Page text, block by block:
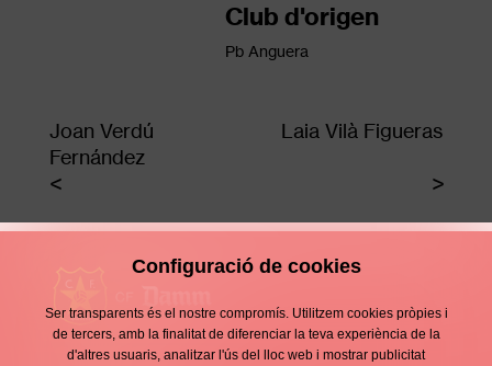
Club d'origen
Pb Anguera
Joan Verdú
Fernández
Laia Vilà Figueras
Configuració de cookies
Ser transparents és el nostre compromís. Utilitzem cookies pròpies i
de tercers, amb la finalitat de diferenciar la teva experiència de la
d'altres usuaris, analitzar l'ús del lloc web i mostrar publicitat